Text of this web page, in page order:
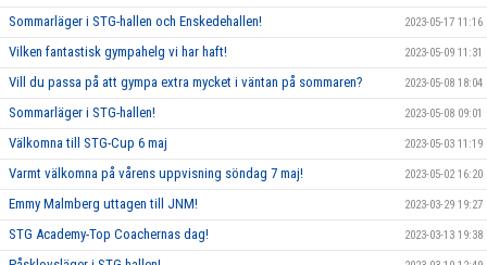
Sommarläger i STG-hallen och Enskedehallen! 2023-05-17 11:16
Vilken fantastisk gympahelg vi har haft! 2023-05-09 11:31
Vill du passa på att gympa extra mycket i väntan på sommaren? 2023-05-08 18:04
Sommarläger i STG-hallen! 2023-05-08 09:01
Välkomna till STG-Cup 6 maj 2023-05-03 11:19
Varmt välkomna på vårens uppvisning söndag 7 maj! 2023-05-02 16:20
Emmy Malmberg uttagen till JNM! 2023-03-29 19:27
STG Academy-Top Coachernas dag! 2023-03-13 19:38